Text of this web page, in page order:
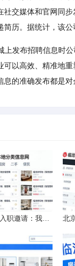
社交媒体和官网同
简历。据统计，该
上发布招聘信息时
可以高效、精准地
息的准确发布都是